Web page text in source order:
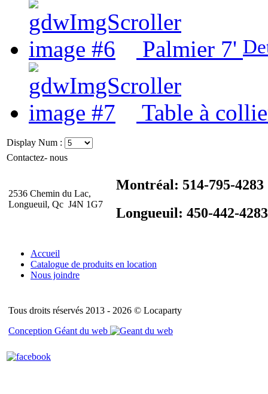
Palmier 7'
Table à
Display Num :
Contactez- nous
2536 Chemin du Lac,
Longueuil, Qc J4N 1G7
Montréal: 514-795-4283
Longueuil: 450-442-4283
Accueil
Catalogue de produits en location
Nous joindre
Tous droits réservés 2013 - 2026 © Locaparty
Conception Géant du web